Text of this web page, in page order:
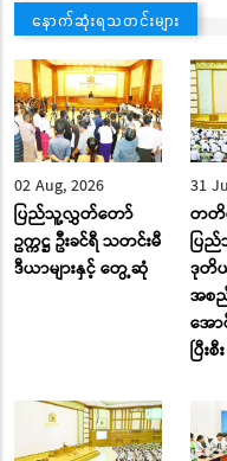
နောက်ဆုံးရသတင်းများ
02 Aug, 2026
ပြည်သူ့လွှတ်တော်
ဥက္ကဋ္ဌ ဦးခင်ရီ သတင်းမီ
ဒီယာများနှင့် တွေ့ဆုံ
31
တတိ
ပြ
ဒုတိ
အစ
အော
ပြီးစီး